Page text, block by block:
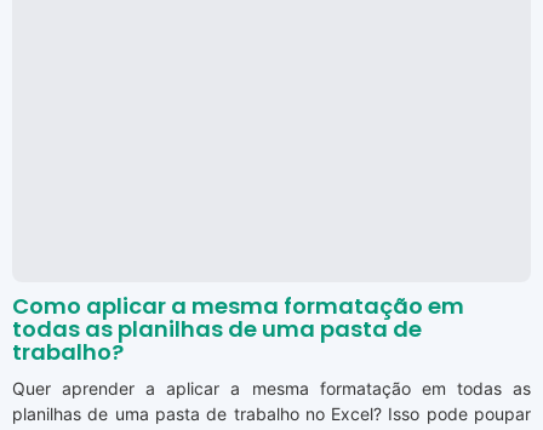
Como aplicar a mesma formatação em
todas as planilhas de uma pasta de
trabalho?
Quer aprender a aplicar a mesma formatação em todas as
planilhas de uma pasta de trabalho no Excel? Isso pode poupar